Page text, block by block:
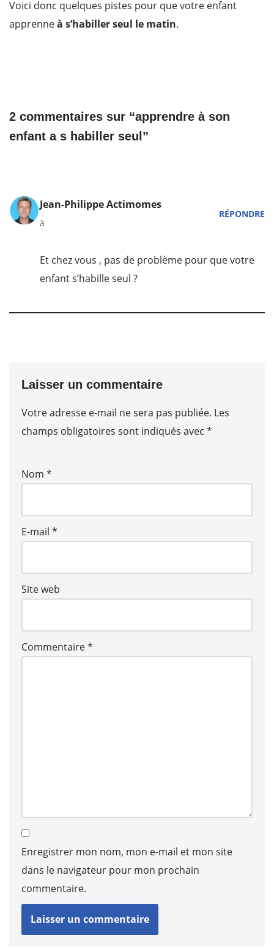
Voici donc quelques pistes pour que votre enfant
apprenneà s’habiller seul le matin.
2 commentaires sur “apprendre à son
enfant a s habiller seul”
Jean-Philippe Actimomes
à
RÉPONDRE
Et chez vous , pas de problème pour que votre
enfant s’habille seul ?
Laisser un commentaire
Votre adresse e-mail ne sera pas publiée. Les
champs obligatoires sont indiqués avec *
Nom *
E-mail *
Site web
Commentaire*
Enregistrer mon nom, mon e-mail et mon site
dans le navigateur pour mon prochain
commentaire.